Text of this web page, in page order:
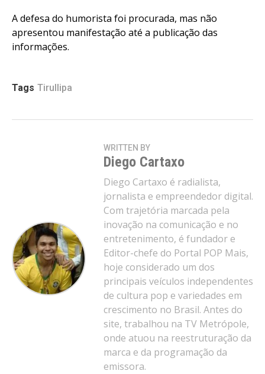
A defesa do humorista foi procurada, mas não
apresentou manifestação até a publicação das
informações.
Tags Tirullipa
WRITTEN BY
Diego Cartaxo
Diego Cartaxo é radialista,
jornalista e empreendedor digital.
Com trajetória marcada pela
inovação na comunicação e no
entretenimento, é fundador e
Editor-chefe do Portal POP Mais,
hoje considerado um dos
principais veículos independentes
de cultura pop e variedades em
crescimento no Brasil. Antes do
site, trabalhou na TV Metrópole,
onde atuou na reestruturação da
marca e da programação da
emissora.